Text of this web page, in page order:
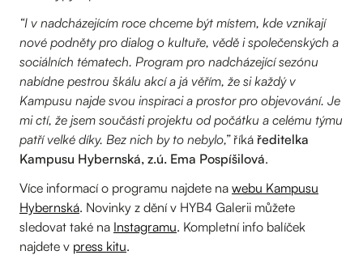
“I v nadcházejícím roce chceme být místem, kde vznikají
nové podněty pro dialog o kultuře, vědě i společenských a
sociálních tématech. Program pro nadcházející sezónu
nabídne pestrou škálu akcí a já věřím, že si každý v
Kampusu najde svou inspiraci a prostor pro objevování. Je
mi ctí, že jsem součásti projektu od počátku a celému týmu
patří velké díky. Bez nich by to nebylo,”říká ředitelka
Kampusu Hybernská, z.ú. Ema Pospíšilová.
Více informací o programu najdete na webu Kampusu
Hybernská. Novinky z dění v HYB4 Galerii můžete
sledovat také na Instagramu. Kompletní info balíček
najdete v press kitu.